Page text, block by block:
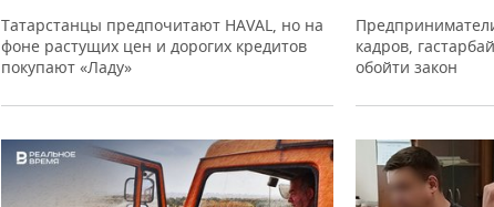
Татарстанцы предпочитают HAVAL, но на
фоне растущих цен и дорогих кредитов
покупают «Ладу»
кадров,
обойти закон